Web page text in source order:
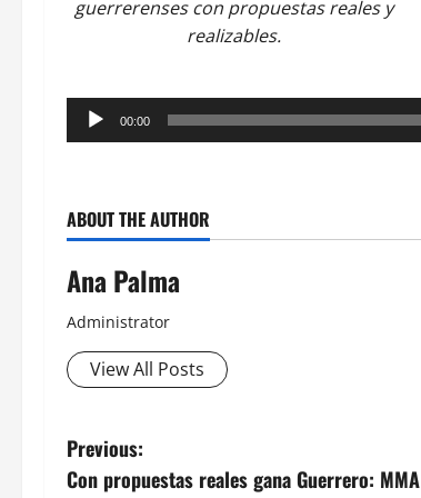
guerrerenses con propuestas reales y
realizables.
Reproductor
de
00:00
ABOUT THE AUTHOR
Ana Palma
Administrator
View All Posts
Post
Previous:
Con propuestas reales gana Guerrero: MMA